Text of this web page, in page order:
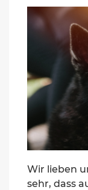
Wir lieben
sehr, dass